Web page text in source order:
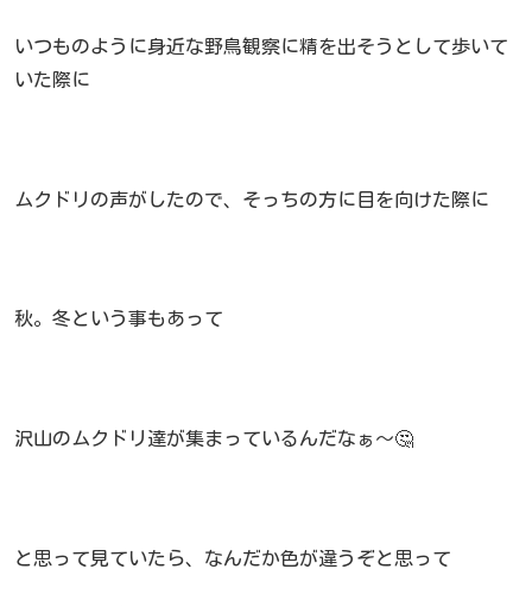
いつものように身近な野鳥観察に精を出そうとして歩いて
いた際に
ムクドリの声がしたので、そっちの方に目を向けた際に
秋。冬という事もあって
沢山のムクドリ達が集まっているんだなぁ～🤔
と思って見ていたら、なんだか色が違うぞと思って